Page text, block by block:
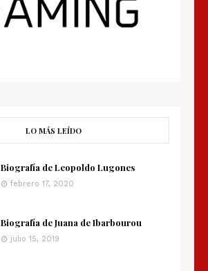
LO MÁS LEÍDO
Biografía de Leopoldo Lugones
febrero 17, 2020
Biografía de Juana de Ibarbourou
julio 15, 2019